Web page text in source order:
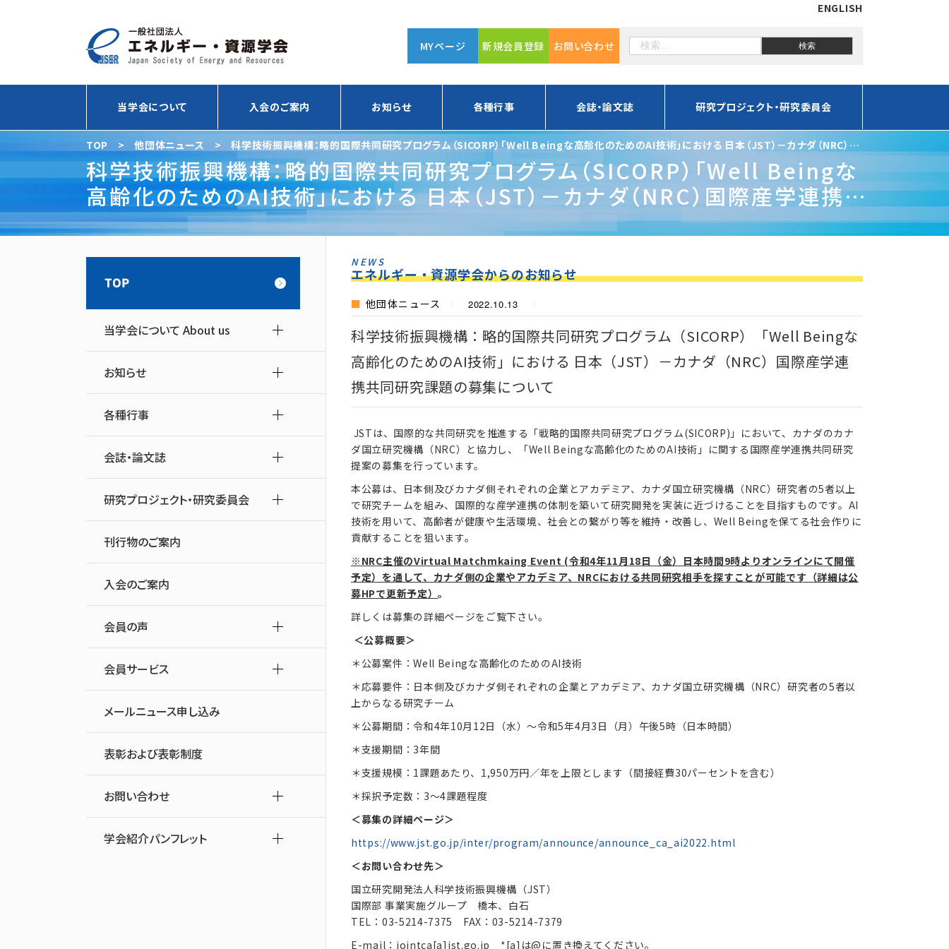
ENGLISH
MYページ 新規会員登録 お問い合わせ
当学会について 入会のご案内 お知らせ 各種行事 会誌・論文誌 研究プロジェクト・研究委員会
TOP > 他団体ニュース >
科学技術振興機構：略的国際共同研究プログラム（SICORP）「Well Beingな高齢化のためのAI技術」における 日本（JST）－カナダ（NRC）国
際産学連携共同研究課題の募集について
科学技術振興機構：略的国際共同研究プログラム（SICORP）「Well Beingな
高齢化のためのAI技術」における 日本（JST）－カナダ（NRC）国際産学連携共
同研究課題の募集について
当学会について About us
お知らせ
各種行事
会誌・論文誌
研究プロジェクト・研究委員会
刊行物のご案内
入会のご案内
会員の声
会員サービス
メールニュース申し込み
表彰および表彰制度
お問い合わせ
学会紹介パンフレット
NEWS
エネルギー・資源学会からのお知らせ
他団体ニュース 2022.10.13
科学技術振興機構：略的国際共同研究プログラム（SICORP）「Well Beingな
高齢化のためのAI技術」における 日本（JST）－カナダ（NRC）国際産学連
携共同研究課題の募集について
JSTは、国際的な共同研究を推進する「戦略的国際共同研究プログラム(SICORP)」において、カナダのカナ
ダ国立研究機構（NRC）と協力し、「Well Beingな高齢化のためのAI技術」に関する国際産学連携共同研究
提案の募集を行っています。
本公募は、日本側及びカナダ側それぞれの企業とアカデミア、カナダ国立研究機構（NRC）研究者の5者以上
で研究チームを組み、国際的な産学連携の体制を築いて研究開発を実装に近づけることを目指すものです。AI
技術を用いて、高齢者が健康や生活環境、社会との繋がり等を維持・改善し、Well Beingを保てる社会作りに
貢献することを狙います。
※NRC主催のVirtual Matchmkaing Event (令和4年11月18日（金）日本時間9時よりオンラインにて開催
予定）を通して、カナダ側の企業やアカデミア、NRCにおける共同研究相手を探すことが可能です（詳細は公
募HPで更新予定）。
詳しくは募集の詳細ページをご覧下さい。
＜公募概要＞
＊公募案件：Well Beingな高齢化のためのAI技術
＊応募要件：日本側及びカナダ側それぞれの企業とアカデミア、カナダ国立研究機構（NRC）研究者の5者以
上からなる研究チーム
＊公募期間：令和4年10月12日（水）～令和5年4月3日（月）午後5時（日本時間）
＊支援期間：3年間
＊支援規模：1課題あたり、1,950万円／年を上限とします（間接経費30パーセントを含む）
＊採択予定数：3～4課題程度
＜募集の詳細ページ＞
https://www.jst.go.jp/inter/program/announce/announce_ca_ai2022.html
＜お問い合わせ先＞
国立研究開発法人科学技術振興機構（JST）
国際部 事業実施グループ 橋本、白石
TEL：03-5214-7375 FAX：03-5214-7379
E-mail：jointca[a]jst.go.jp
*[a]は@に置き換えてください。